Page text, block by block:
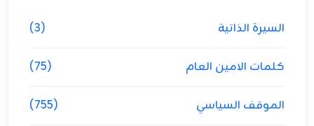
السيرة الذاتية (3)
كلمات الامين العام (75)
الموقف السياسي (755)